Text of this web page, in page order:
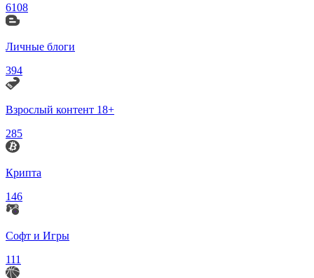
6108
Личные блоги
394
Взрослый контент 18+
285
Крипта
146
Софт и Игры
111